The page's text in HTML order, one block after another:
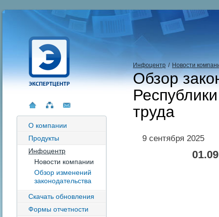
О компании
Продукты
Инфоцентр
Новости компании
Обзор изменений
законодательства
Скачать обновления
Формы отчетности
Инфоцентр / Новости
Обзор
труда
9 сентября 2025